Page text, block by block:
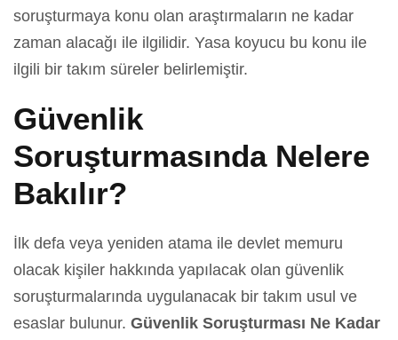
soruşturmaya konu olan araştırmaların ne kadar
zaman alacağı ile ilgilidir. Yasa koyucu bu konu ile
ilgili bir takım süreler belirlemiştir.
Güvenlik
Soruşturmasında Nelere
Bakılır?
İlk defa veya yeniden atama ile devlet memuru
olacak kişiler hakkında yapılacak olan güvenlik
soruşturmalarında uygulanacak bir takım usul ve
esaslar bulunur. Güvenlik Soruşturması Ne Kadar